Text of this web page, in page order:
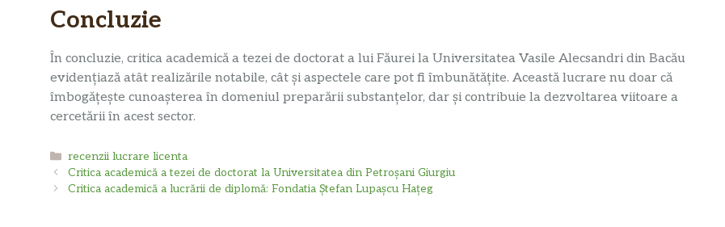
Concluzie
În concluzie, critica academică a tezei de doctorat a lui Făurei la Universitatea Vasile Alecsandri din Bacău
evidențiază atât realizările notabile, cât și aspectele care pot fi îmbunătățite. Această lucrare nu doar că
îmbogățește cunoașterea în domeniul preparării substanțelor, dar și contribuie la dezvoltarea viitoare a
cercetării în acest sector.
Categorii
recenzii lucrare licenta
Critica academică a tezei de doctorat la Universitatea din Petroșani Giurgiu
Critica academică a lucrării de diplomă: Fondatia Ștefan Lupașcu Hațeg